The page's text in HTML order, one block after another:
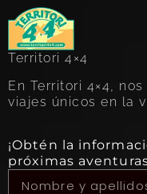
Territori 4×4
En Territori 4×4,
viajes únicos en la
¡Obtén la
próximas